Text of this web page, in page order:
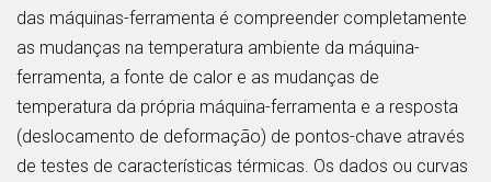
das máquinas-ferramenta é compreender completamente
as mudanças na temperatura ambiente da máquina-
ferramenta, a fonte de calor e as mudanças de
temperatura da própria máquina-ferramenta e a resposta
(deslocamento de deformação) de pontos-chave através
de testes de características térmicas. Os dados ou curvas